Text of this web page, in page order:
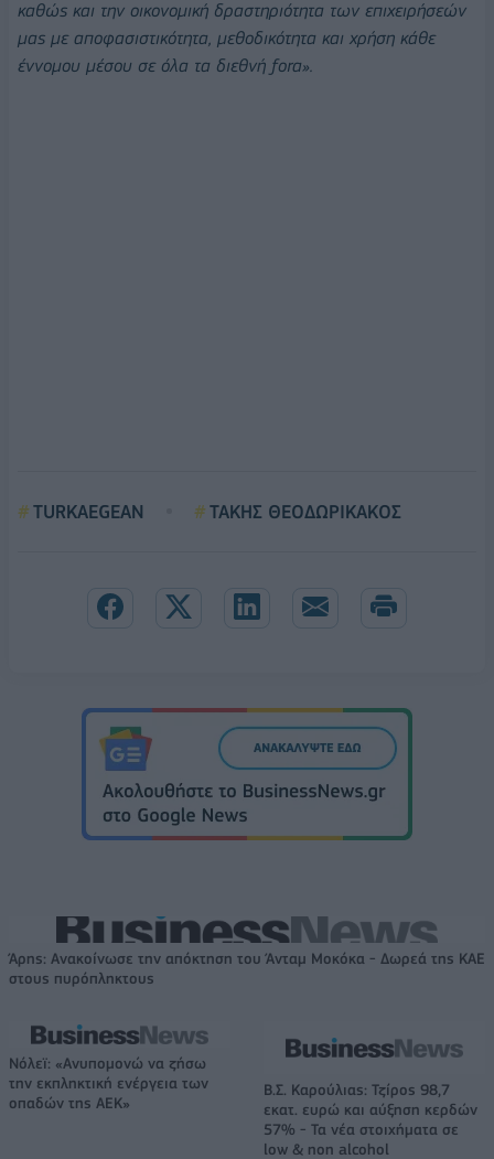
καθώς και την οικονομική δραστηριότητα των επιχειρήσεών
μας με αποφασιστικότητα, μεθοδικότητα και χρήση κάθε
έννομου μέσου σε όλα τα διεθνή fora».
TURKAEGEAN ΤΑΚΗΣ ΘΕΟΔΩΡΙΚΑΚΟΣ
Άρης: Ανακοίνωσε την απόκτηση του Άνταμ Μοκόκα - Δωρεά της ΚΑΕ
στους πυρόπληκτους
Νόλεϊ: «Ανυπομονώ να ζήσω
την εκπληκτική ενέργεια των
οπαδών της ΑΕΚ»
Β.Σ. Καρούλιας: Τζίρος 98,7
εκατ. ευρώ και αύξηση κερδών
57% - Τα νέα στοιχήματα σε
low & non alcohol